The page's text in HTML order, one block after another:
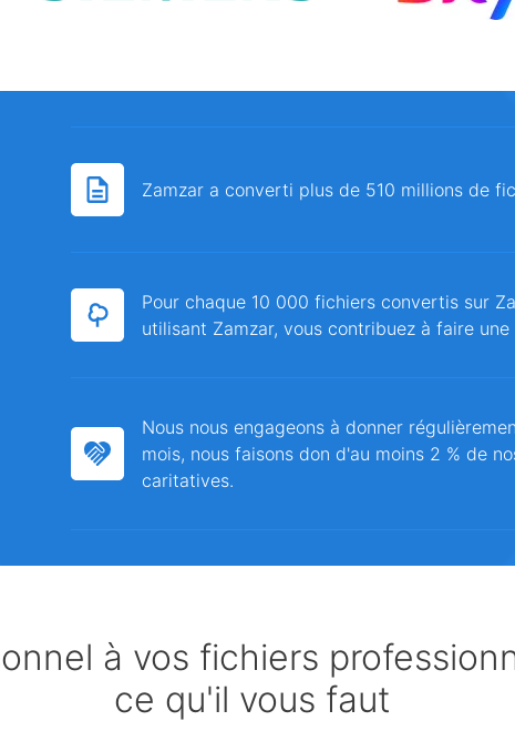
Zamzar a converti plus de 510 millions de
Pour chaque 10 000 fichiers convertis sur
utilisant Zamzar, vous contribuez à faire
Nous nous engageons à donner
mois, nous faisons don d'au moins 2 % de
caritatives.
à vos fichiers
ce qu'il vous faut